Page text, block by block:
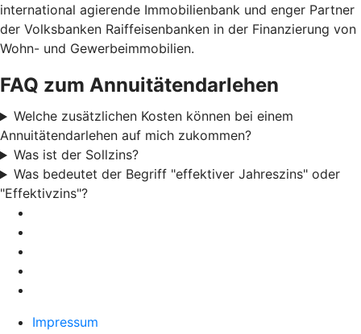
international agierende Immobilienbank und enger Partner
der Volksbanken Raiffeisenbanken in der Finanzierung von
Wohn- und Gewerbeimmobilien.
FAQ zum Annuitätendarlehen
Welche zusätzlichen Kosten können bei einem
Annuitätendarlehen auf mich zukommen?
Was ist der Sollzins?
Was bedeutet der Begriff "effektiver Jahreszins" oder
"Effektivzins"?
Impressum